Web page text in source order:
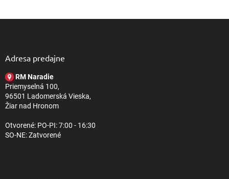
Adresa predajne
RM Naradie
Priemyselná 100,
96501 Ladomerská Vieska,
Žiar nad Hronom
Otvorené: PO-PI: 7:00 - 16:30
SO-NE: Zatvorené